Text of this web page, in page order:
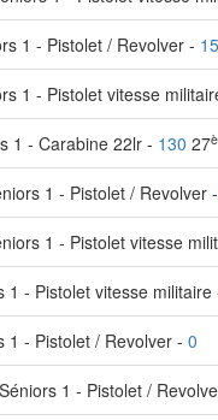
1 - Pistolet / Revolver -
1 - Pistolet vitesse
1 - Carabine 22lr - 130 27
1 - Pistolet / Revolver -
1 - Pistolet vitesse
1 - Pistolet vitesse militaire
1 - Pistolet / Revolver - 0
1 - Pistolet /